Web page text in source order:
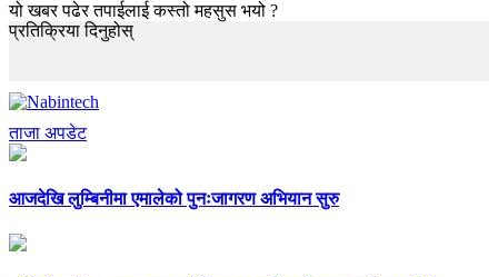
यो खबर पढेर तपाईलाई कस्तो महसुस भयो ?
प्रतिक्रिया दिनुहोस्
ताजा अपडेट
आजदेखि लुम्बिनीमा एमालेको पुनःजागरण अभियान सुरु